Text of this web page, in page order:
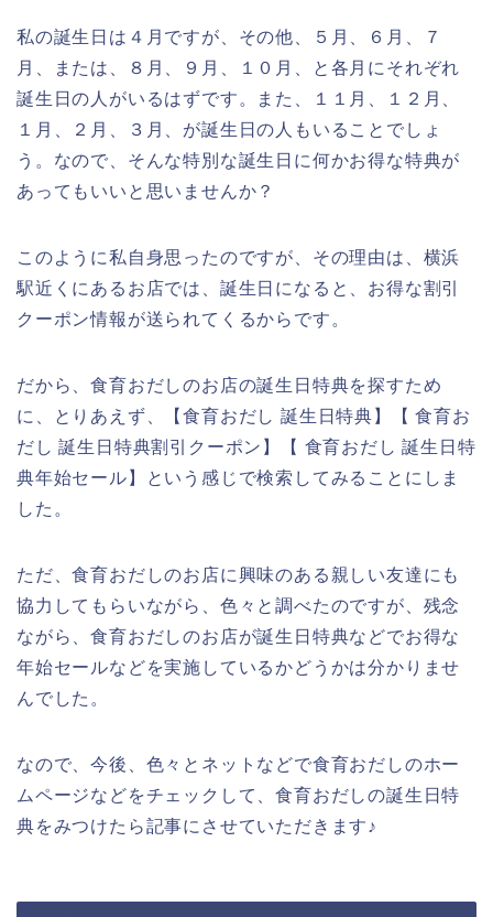
私の誕生日は４月ですが、その他、５月、６月、７
月、または、８月、９月、１０月、と各月にそれぞれ
誕生日の人がいるはずです。また、１１月、１２月、
１月、２月、３月、が誕生日の人もいることでしょ
う。なので、そんな特別な誕生日に何かお得な特典が
あってもいいと思いませんか？
このように私自身思ったのですが、その理由は、横浜
駅近くにあるお店では、誕生日になると、お得な割引
クーポン情報が送られてくるからです。
だから、食育おだしのお店の誕生日特典を探すため
に、とりあえず、【食育おだし 誕生日特典】【 食育お
だし 誕生日特典割引クーポン】【 食育おだし 誕生日特
典年始セール】という感じで検索してみることにしま
した。
ただ、食育おだしのお店に興味のある親しい友達にも
協力してもらいながら、色々と調べたのですが、残念
ながら、食育おだしのお店が誕生日特典などでお得な
年始セールなどを実施しているかどうかは分かりませ
んでした。
なので、今後、色々とネットなどで食育おだしのホー
ムページなどをチェックして、食育おだしの誕生日特
典をみつけたら記事にさせていただきます♪